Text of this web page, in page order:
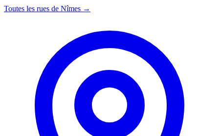
Toutes les rues de Nîmes →